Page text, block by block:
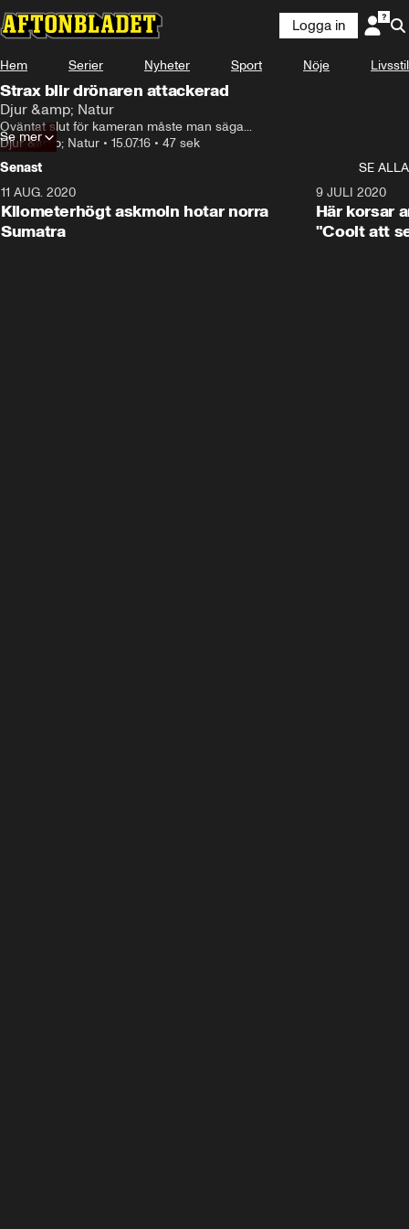
Logga in
Hem Serier Nyheter Sport Nöje Livsstil
Strax blir drönaren attackerad
Djur &amp; Natur
Oväntat slut för kameran måste man säga...
Djur &amp; Natur • 15.07.16 • 47 sek
Se mer
Senast
SE ALLA
11 AUG. 2020
Kilometerhögt askmoln hotar norra
Sumatra
9 JULI 2020
Här korsar
"Coolt att